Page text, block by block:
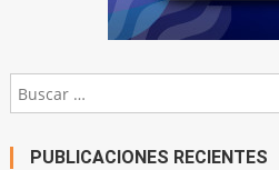
PUBLICACIONES RECIENTES